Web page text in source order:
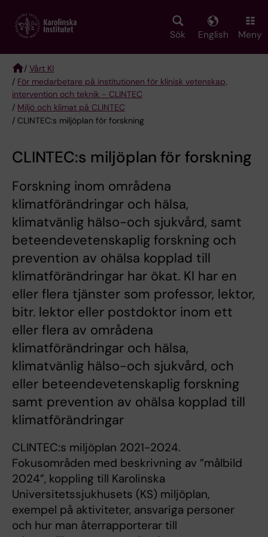
main
Sök English Meny
Breadcrumb
/ Vårt KI
/ För medarbetare på institutionen för klinisk vetenskap,
intervention och teknik - CLINTEC
/ Miljö och klimat på CLINTEC
/ CLINTEC:s miljöplan för forskning
CLINTEC:s miljöplan för forskning
Forskning inom områdena
klimatförändringar och hälsa,
klimatvänlig hälso-och sjukvård, samt
beteendevetenskaplig forskning och
prevention av ohälsa kopplad till
klimatförändringar har ökat. KI har en
eller flera tjänster som professor, lektor,
bitr. lektor eller postdoktor inom ett
eller flera av områdena
klimatförändringar och hälsa,
klimatvänlig hälso-och sjukvård, och
eller beteendevetenskaplig forskning
samt prevention av ohälsa kopplad till
klimatförändringar
CLINTEC:s miljöplan 2021-2024.
Fokusområden med beskrivning av ”målbild
2024”, koppling till Karolinska
Universitetssjukhusets (KS) miljöplan,
exempel på aktiviteter, ansvariga personer
och hur man återrapporterar till